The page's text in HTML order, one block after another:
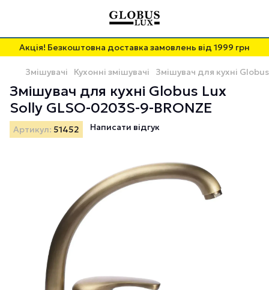
Акція! Безкоштовна доставка замовлень від 1999 грн
Змішувачі Кухонні змішувачі Змішувач для кухні
Змішувач для кухні Globus Lux
Solly GLSO-0203S-9-BRONZE
Артикул: 51452 Написати відгук